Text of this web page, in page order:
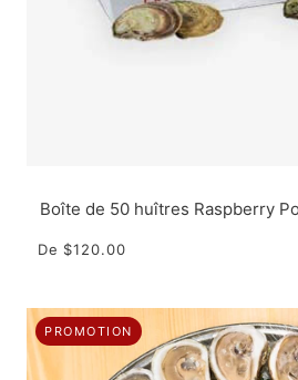
Boîte de 50 huîtres Raspberry
De $120.00
PROMOTION